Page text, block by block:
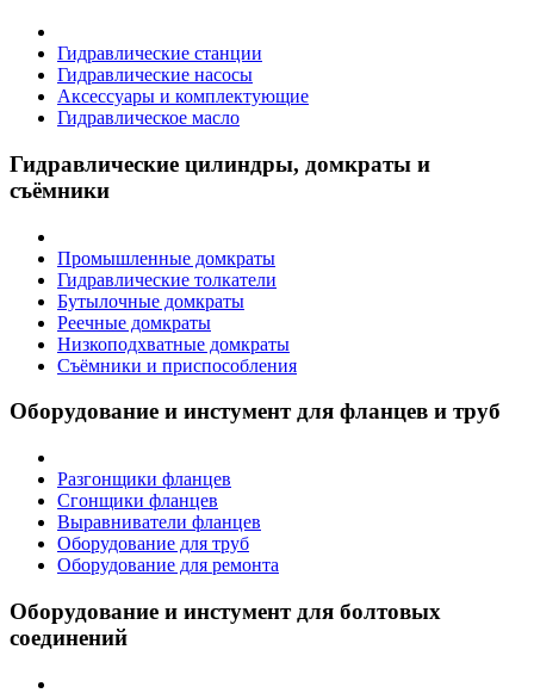
Гидравлические станции
Гидравлические насосы
Аксессуары и комплектующие
Гидравлическое масло
Гидравлические цилиндры, домкраты и
съёмники
Промышленные домкраты
Гидравлические толкатели
Бутылочные домкраты
Реечные домкраты
Низкоподхватные домкраты
Съёмники и приспособления
Оборудование и инстумент для фланцев и труб
Разгонщики фланцев
Сгонщики фланцев
Выравниватели фланцев
Оборудование для труб
Оборудование для ремонта
Оборудование и инстумент для болтовых
соединений